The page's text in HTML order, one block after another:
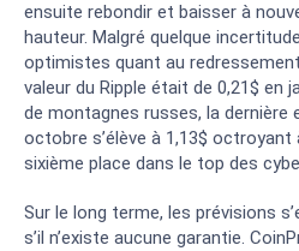
ensuite rebondir et baisser à
hauteur. Malgré quelque
optimistes quant au
valeur du Ripple était de 0,21$ en
de montagnes russes, la dernière
octobre s’élève à 1,13$
sixième place dans le top des
Sur le long terme, les prévisions
s’il n’existe aucune garantie.